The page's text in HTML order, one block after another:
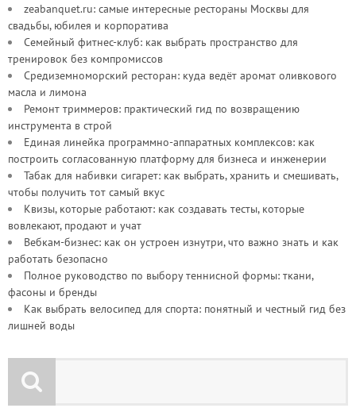
zeabanquet.ru: самые интересные рестораны Москвы для
свадьбы, юбилея и корпоратива
Семейный фитнес-клуб: как выбрать пространство для
тренировок без компромиссов
Средиземноморский ресторан: куда ведёт аромат оливкового
масла и лимона
Ремонт триммеров: практический гид по возвращению
инструмента в строй
Единая линейка программно-аппаратных комплексов: как
построить согласованную платформу для бизнеса и инженерии
Табак для набивки сигарет: как выбрать, хранить и смешивать,
чтобы получить тот самый вкус
Квизы, которые работают: как создавать тесты, которые
вовлекают, продают и учат
Вебкам-бизнес: как он устроен изнутри, что важно знать и как
работать безопасно
Полное руководство по выбору теннисной формы: ткани,
фасоны и бренды
Как выбрать велосипед для спорта: понятный и честный гид без
лишней воды